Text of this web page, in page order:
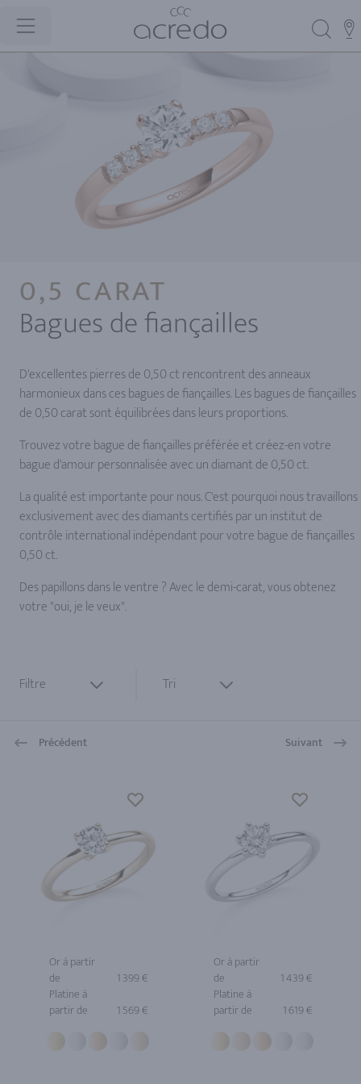
0,5 CARAT
Bagues de fiançailles
D'excellentes pierres de 0,50 ct rencontrent des anneaux
harmonieux dans ces bagues de fiançailles. Les bagues de fiançailles
de 0,50 carat sont équilibrées dans leurs proportions.
Trouvez votre bague de fiançailles préférée et créez-en votre
bague d'amour personnalisée avec un diamant de 0,50 ct.
La qualité est importante pour nous. C'est pourquoi nous travaillons
exclusivement avec des diamants certifiés par un institut de
contrôle international indépendant pour votre bague de fiançailles
0,50 ct.
Des papillons dans le ventre ? Avec le demi-carat, vous obtenez
votre "oui, je le veux".
Filtre Tri
Précédent Suivant
Or à partir
de
1 399 €
Platine à
partir de
1 569 €
Or à partir
de
1 439 €
Platine à
partir de
1 619 €